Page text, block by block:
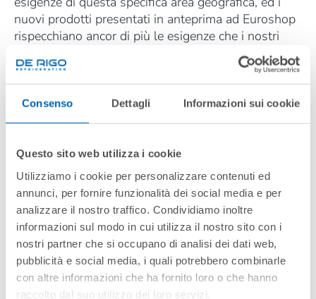
Consenso Dettagli Informazioni sui cookie
Questo sito web utilizza i cookie
Utilizziamo i cookie per personalizzare contenuti ed
annunci, per fornire funzionalità dei social media e per
analizzare il nostro traffico. Condividiamo inoltre
informazioni sul modo in cui utilizza il nostro sito con i
nostri partner che si occupano di analisi dei dati web,
pubblicità e social media, i quali potrebbero combinarle
con altre informazioni che ha fornito loro o che hanno
raccolto dal suo utilizzo dei loro servizi.
nuovi prodotti presentati in anteprima ad Euroshop
rispecchiano ancor di più le esigenze che i nostri
clienti del mercato Est Europa richiedono.
GUARDA IL VIDEO
MAGGIO 2023
Informativasul trattamento dei dati personali ex artt.
13-14 Reg.to UE 2016/679 relativa alle riprese video e